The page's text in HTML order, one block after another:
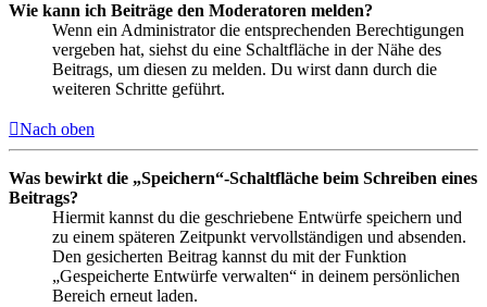
Wie kann ich Beiträge den Moderatoren melden?
Wenn ein Administrator die entsprechenden Berechtigungen
vergeben hat, siehst du eine Schaltfläche in der Nähe des
Beitrags, um diesen zu melden. Du wirst dann durch die
weiteren Schritte geführt.
Nach oben
Was bewirkt die „Speichern“-Schaltfläche beim Schreiben eines
Beitrags?
Hiermit kannst du die geschriebene Entwürfe speichern und
zu einem späteren Zeitpunkt vervollständigen und absenden.
Den gesicherten Beitrag kannst du mit der Funktion
„Gespeicherte Entwürfe verwalten“ in deinem persönlichen
Bereich erneut laden.